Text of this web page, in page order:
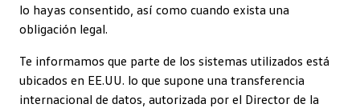
lo hayas consentido, así como cuando exista una
obligación legal.
Te informamos que parte de los sistemas utilizados está
ubicados en EE.UU. lo que supone una transferencia
internacional de datos, autorizada por el Director de la